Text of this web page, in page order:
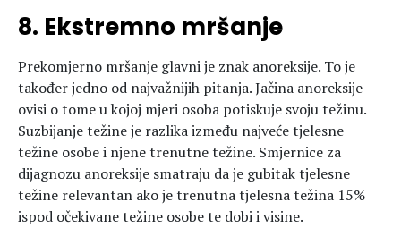
8. Ekstremno mršanje
Prekomjerno mršanje glavni je znak anoreksije. To je
također jedno od najvažnijih pitanja. Jačina anoreksije
ovisi o tome u kojoj mjeri osoba potiskuje svoju težinu.
Suzbijanje težine je razlika između najveće tjelesne
težine osobe i njene trenutne težine. Smjernice za
dijagnozu anoreksije smatraju da je gubitak tjelesne
težine relevantan ako je trenutna tjelesna težina 15%
ispod očekivane težine osobe te dobi i visine.